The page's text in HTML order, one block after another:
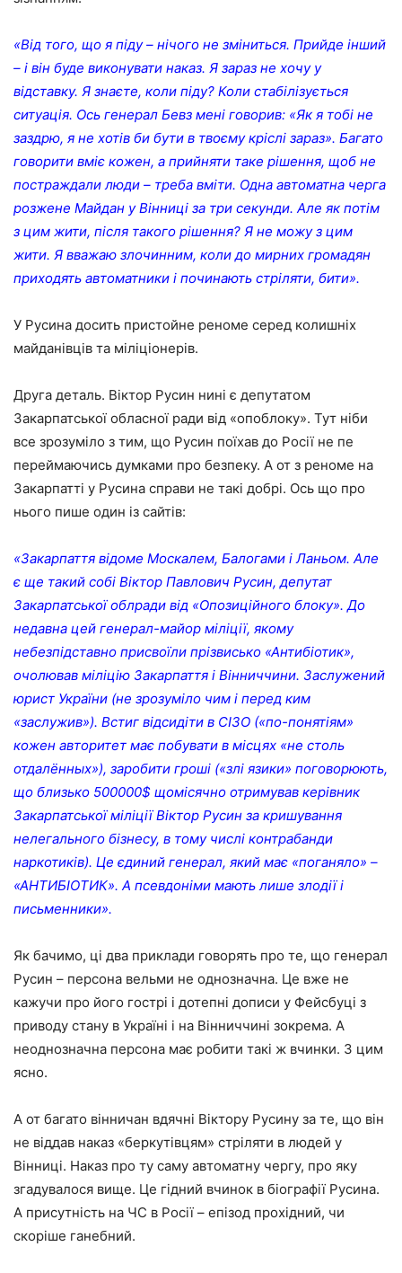
«Від того, що я піду – нічого не зміниться. Прийде інший
– і він буде виконувати наказ. Я зараз не хочу у
відставку. Я знаєте, коли піду? Коли стабілізується
ситуація. Ось генерал Бевз мені говорив: «Як я тобі не
заздрю, я не хотів би бути в твоєму кріслі зараз». Багато
говорити вміє кожен, а прийняти таке рішення, щоб не
постраждали люди – треба вміти. Одна автоматна черга
розжене Майдан у Вінниці за три секунди. Але як потім
з цим жити, після такого рішення? Я не можу з цим
жити. Я вважаю злочинним, коли до мирних громадян
приходять автоматники і починають стріляти, бити».
У Русина досить пристойне реноме серед колишніх
майданівців та міліціонерів.
Друга деталь. Віктор Русин нині є депутатом
Закарпатської обласної ради від «опоблоку». Тут ніби
все зрозуміло з тим, що Русин поїхав до Росії не пе
переймаючись думками про безпеку. А от з реноме на
Закарпатті у Русина справи не такі добрі. Ось що про
нього пише один із сайтів:
«Закарпаття відоме Москалем, Балогами і Ланьом. Але
є ще такий собі Віктор Павлович Русин, депутат
Закарпатської облради від «Опозиційного блоку». До
недавна цей генерал-майор міліції, якому
небезпідставно присвоїли прізвисько «Антибіотик»,
очолював міліцію Закарпаття і Вінниччини. Заслужений
юрист України (не зрозуміло чим і перед ким
«заслужив»). Встиг відсидіти в СІЗО («по-понятіям»
кожен авторитет має побувати в місцях «не столь
отдалённых»), заробити гроші («злі язики» поговорюють,
що близько 500000$ щомісячно отримував керівник
Закарпатської міліції Віктор Русин за кришування
нелегального бізнесу, в тому числі контрабанди
наркотиків). Це єдиний генерал, який має «поганяло» –
«АНТИБІОТИК». А псевдоніми мають лише злодії і
письменники».
Як бачимо, ці два приклади говорять про те, що генерал
Русин – персона вельми не однозначна. Це вже не
кажучи про його гострі і дотепні дописи у Фейсбуці з
приводу стану в Україні і на Вінниччині зокрема. А
неоднозначна персона має робити такі ж вчинки. З цим
ясно.
А от багато вінничан вдячні Віктору Русину за те, що він
не віддав наказ «беркутівцям» стріляти в людей у
Вінниці. Наказ про ту саму автоматну чергу, про яку
згадувалося вище. Це гідний вчинок в біографії Русина.
А присутність на ЧС в Росії – епізод прохідний, чи
скоріше ганебний.